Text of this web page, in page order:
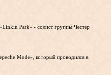
Park» - солист группы Честер
Mode», который проводился в